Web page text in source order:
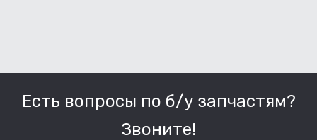
Есть вопросы по б/у запчастям?
Звоните!